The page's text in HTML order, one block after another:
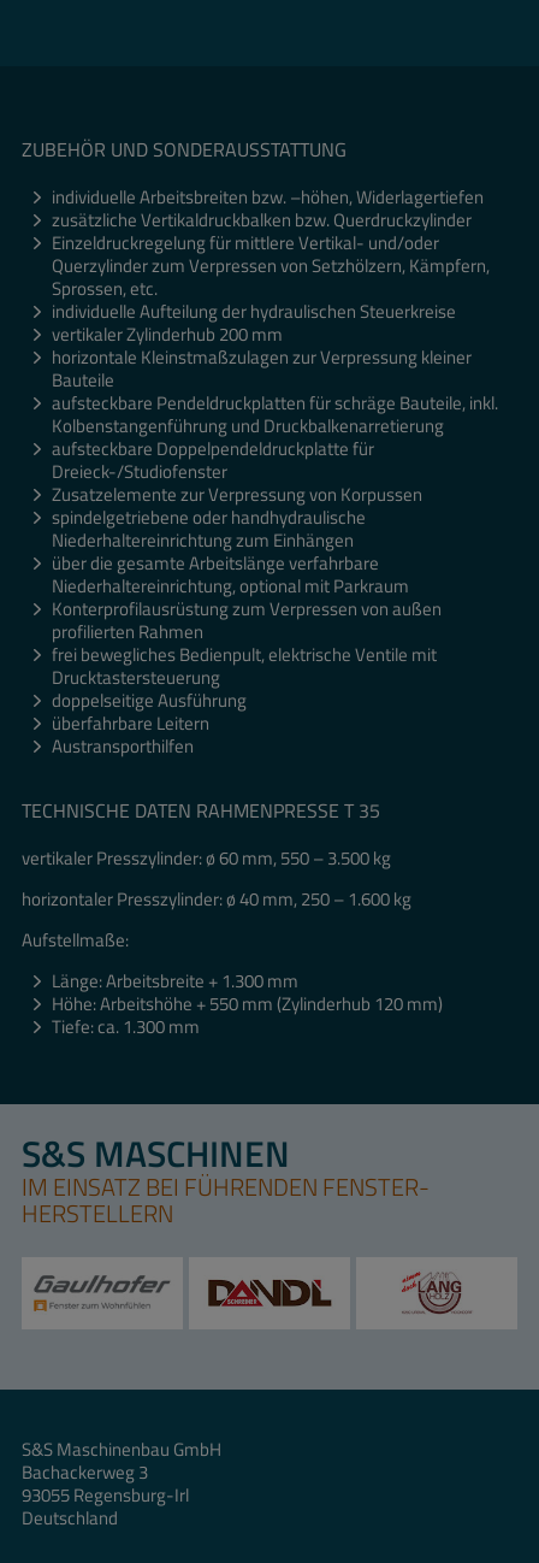
ZUBEHÖR UND SONDERAUSSTATTUNG
individuelle Arbeitsbreiten bzw. –höhen, Widerlagertiefen
zusätzliche Vertikaldruckbalken bzw. Querdruckzylinder
Einzeldruckregelung für mittlere Vertikal- und/oder
Querzylinder zum Verpressen von Setzhölzern, Kämpfern,
Sprossen, etc.
individuelle Aufteilung der hydraulischen Steuerkreise
vertikaler Zylinderhub 200 mm
horizontale Kleinstmaßzulagen zur Verpressung kleiner
Bauteile
aufsteckbare Pendeldruckplatten für schräge Bauteile, inkl.
Kolbenstangenführung und Druckbalkenarretierung
aufsteckbare Doppelpendeldruckplatte für
Dreieck-/Studiofenster
Zusatzelemente zur Verpressung von Korpussen
spindelgetriebene oder handhydraulische
Niederhaltereinrichtung zum Einhängen
über die gesamte Arbeitslänge verfahrbare
Niederhaltereinrichtung, optional mit Parkraum
Konterprofilausrüstung zum Verpressen von außen
profilierten Rahmen
frei bewegliches Bedienpult, elektrische Ventile mit
Drucktastersteuerung
doppelseitige Ausführung
überfahrbare Leitern
Austransporthilfen
TECHNISCHE DATEN RAHMENPRESSE T 35
vertikaler Presszylinder: ø 60 mm, 550 – 3.500 kg
horizontaler Presszylinder: ø 40 mm, 250 – 1.600 kg
Aufstellmaße:
Länge: Arbeitsbreite + 1.300 mm
Höhe: Arbeitshöhe + 550 mm (Zylinderhub 120 mm)
Tiefe: ca. 1.300 mm
S&S MASCHINEN
IM EINSATZ BEI FÜHRENDEN FENSTER-
HERSTELLERN
S&S Maschinenbau GmbH
Bachackerweg 3
93055 Regensburg-Irl
Deutschland